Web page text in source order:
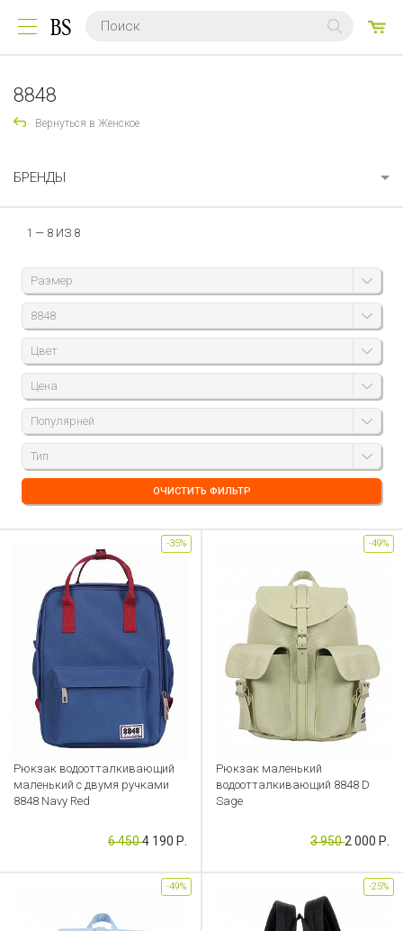
8848
Вернуться в Женское
БРЕНДЫ
1 — 8 ИЗ 8
Размер
8848
Цвет
Цена
Популярней
Тип
ОЧИСТИТЬ ФИЛЬТР
Рюкзак водоотталкивающий
маленький с двумя ручками
8848 Navy Red
Артикул: FL000040168
6 4504 190 Р.
-35%
Рюкзак маленький
водоотталкивающий 8848 D
Sage
Артикул: FL000039447
3 9502 000 Р.
-49%
-49% -25%